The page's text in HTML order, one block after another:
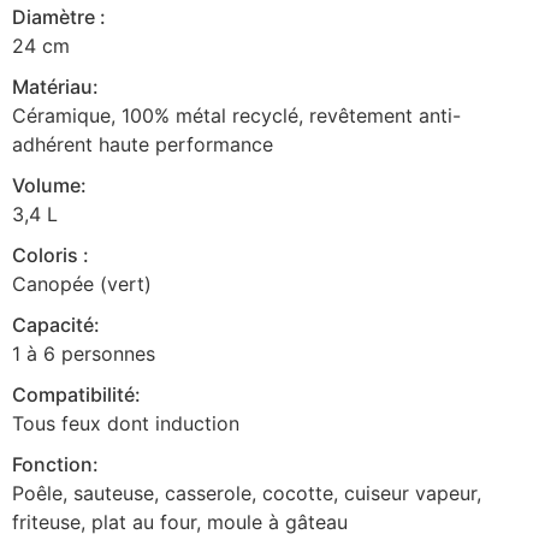
Diamètre :
24 cm
Matériau:
Céramique, 100% métal recyclé, revêtement anti-
adhérent haute performance
Volume:
3,4 L
Coloris :
Canopée (vert)
Capacité:
1 à 6 personnes
Compatibilité:
Tous feux dont induction
Fonction:
Poêle, sauteuse, casserole, cocotte, cuiseur vapeur,
friteuse, plat au four, moule à gâteau